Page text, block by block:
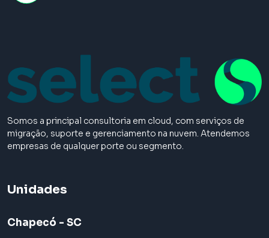
Somos a principal consultoria em cloud, com serviços de
migração, suporte e gerenciamento na nuvem. Atendemos
empresas de qualquer porte ou segmento.
Unidades
Chapecó - SC